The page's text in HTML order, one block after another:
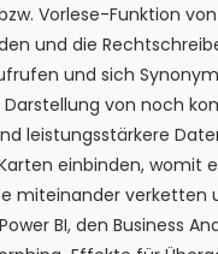
Vorlese-Funktion
und die
und sich
von noch
leistungsstärkere
einbinden, womit
miteinander verketten
BI, den Business